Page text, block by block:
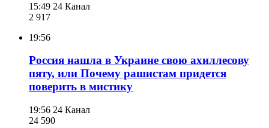
15:49 24 Канал
2 917
19:56
Россия нашла в Украине свою ахиллесову
пяту, или Почему рашистам придется
поверить в мистику
19:56 24 Канал
24 590